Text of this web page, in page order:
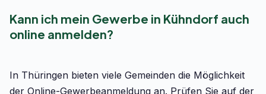
Kann ich mein Gewerbe in Kühndorf auch
online anmelden?
In Thüringen bieten viele Gemeinden die Möglichkeit
der Online-Gewerbeanmeldung an. Prüfen Sie auf der